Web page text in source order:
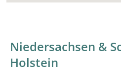
Niedersachsen &
Holstein